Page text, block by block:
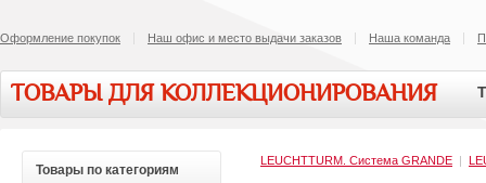
Оформление покупок Наш офис и место выдачи заказов Наша команда
ТОВАРЫ ДЛЯ КОЛЛЕКЦИОНИРОВАНИЯ
LEUCHTTURM. Cистема GRANDE |
Товары по категориям